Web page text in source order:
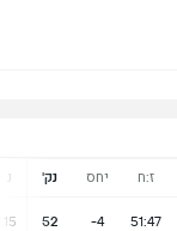
ז:ח יחס נק' נ
51:47
-4
52
15